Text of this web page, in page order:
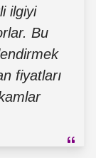
ilgiyi
Bu
fiyatları